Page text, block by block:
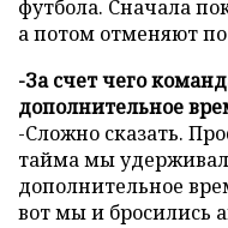
футбола. Сначала
а потом отменяют
-За счет чего
дополнительное
-Сложно сказать.
тайма мы
дополнительное
вот мы и бросились